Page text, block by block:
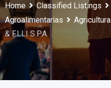
Home Classified Listings
Agroalimentarias
Agricultura
& F.LLI S.P.A.